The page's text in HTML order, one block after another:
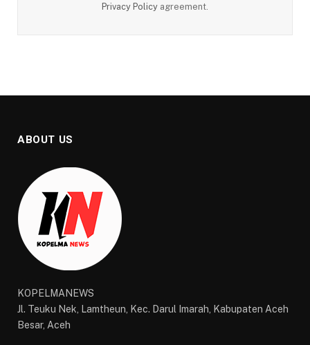
Privacy Policy agreement.
ABOUT US
KOPELMANEWS
Jl. Teuku Nek, Lamtheun, Kec. Darul Imarah, Kabupaten Aceh
Besar, Aceh